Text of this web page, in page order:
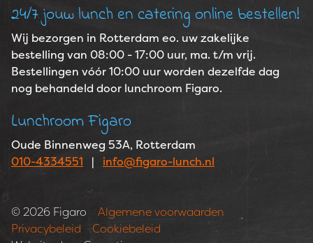
24/7 jouw lunch en catering online bestellen!
Wij bezorgen in Rotterdam eo. uw zakelijke
bestelling van 08:00 - 17:00 uur, ma. t/m vrij.
Bestellingen vóór 10:00 uur worden dezelfde dag
nog behandeld door lunchroom Figaro.
Lunchroom Figaro
Oude Binnenweg 53A, Rotterdam
010-4334551
| info@figaro-lunch.nl
Copyright navigation
© 2026 Figaro
Algemene voorwaarden
Privacybeleid
Cookiebeleid